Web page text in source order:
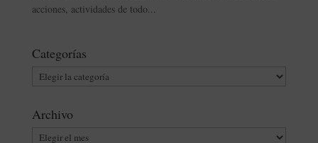
acciones, actividades de todo...
Categorías
Categorías
Archivo
Archivo